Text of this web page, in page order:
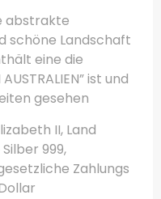
abstrakte
schöne Landschaft
eine die
AUSTRALIEN”ist und
gesehen
II, Land
Silber 999,
Zahlungs